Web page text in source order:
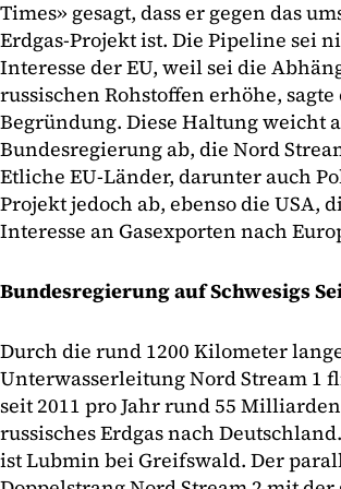
Times» gesagt, dass er gegen das
Erdgas-Projekt ist. Die Pipeline sei
Interesse der EU, weil sei die
russischen Rohstoffen erhöhe, sagte
Begründung. Diese Haltung weicht
Bundesregierung ab, die Nord
Etliche EU-Länder, darunter auch
Projekt jedoch ab, ebenso die USA,
Interesse an Gasexporten nach
Bundesregierung auf Schwesigs
Durch die rund 1200 Kilometer
Unterwasserleitung Nord Stream 1
seit 2011 pro Jahr rund 55
russisches Erdgas nach
ist Lubmin bei Greifswald. Der